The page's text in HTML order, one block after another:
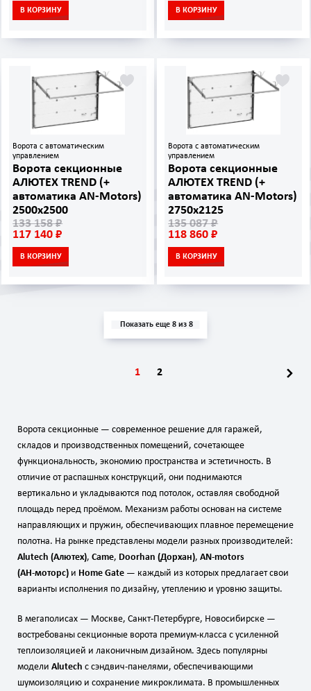
В КОРЗИНУ В КОРЗИНУ
Ворота с автоматическим
управлением
Ворота секционные
АЛЮТЕХ TREND (+
автоматика AN‑Motors)
2500х2500
133 158 ₽
117 140 ₽
В КОРЗИНУ
Ворота с автоматическим
управлением
Ворота секционные
АЛЮТЕХ TREND (+
автоматика AN‑Motors)
2750х2125
135 087 ₽
118 860 ₽
В КОРЗИНУ
Показать еще 8 из 8
1 2
Ворота секционные — современное решение для гаражей,
складов и производственных помещений, сочетающее
функциональность, экономию пространства и эстетичность. В
отличие от распашных конструкций, они поднимаются
вертикально и укладываются под потолок, оставляя свободной
площадь перед проёмом. Механизм работы основан на системе
направляющих и пружин, обеспечивающих плавное перемещение
полотна. На рынке представлены модели разных производителей:
Alutech (Алютех), Came, Doorhan (Дорхан), AN‑motors
(АН‑моторс) и Home Gate — каждый из которых предлагает свои
варианты исполнения по дизайну, утеплению и уровню защиты.
В мегаполисах — Москве, Санкт‑Петербурге, Новосибирске —
востребованы секционные ворота премиум‑класса с усиленной
теплоизоляцией и лаконичным дизайном. Здесь популярны
модели Alutech с сэндвич‑панелями, обеспечивающими
шумоизоляцию и сохранение микроклимата. В промышленных